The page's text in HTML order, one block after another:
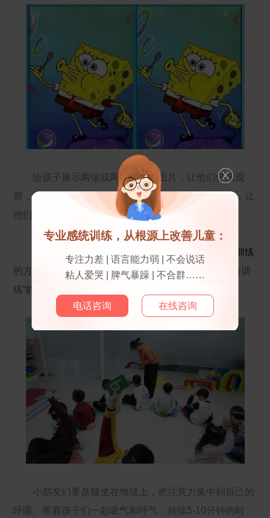
给孩子展示两张或两张以上的图片，让他们仔细观
察，找出不同。这个游戏能迅速集中孩子们的注意力，让
他们在专注中体会到游戏的快感！
除了这些专注力的小游戏，还有另外一种
注意力训练
的方式——“正念冥想”，也就是我们刚才提到的专注力训
练“静”的方面。
小朋友们要盘腿坐在地毯上，把注意力集中到自己的
呼吸。带着孩子们一起吸气和呼气，持续5-10分钟的时
专业感统训练，从根源上改善儿童：
专注力差 | 语言能力弱 | 不会说话
粘人爱哭 | 脾气暴躁 | 不合群……
电话咨询 在线咨询